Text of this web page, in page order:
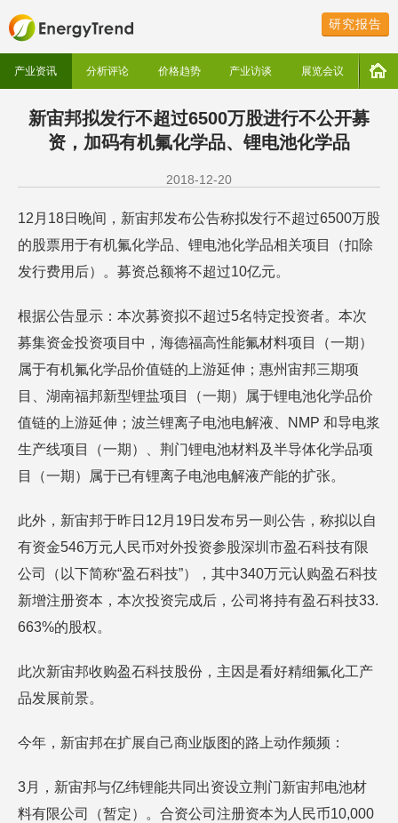
研究报告
产业资讯 分析评论 价格趋势 产业访谈 展览会议
新宙邦拟发行不超过6500万股进行不公开募
资，加码有机氟化学品、锂电池化学品
2018-12-20
12月18日晚间，新宙邦发布公告称拟发行不超过6500万股
的股票用于有机氟化学品、锂电池化学品相关项目（扣除
发行费用后）。募资总额将不超过10亿元。
根据公告显示：本次募资拟不超过5名特定投资者。本次
募集资金投资项目中，海德福高性能氟材料项目（一期）
属于有机氟化学品价值链的上游延伸；惠州宙邦三期项
目、湖南福邦新型锂盐项目（一期）属于锂电池化学品价
值链的上游延伸；波兰锂离子电池电解液、NMP 和导电浆
生产线项目（一期）、荆门锂电池材料及半导体化学品项
目（一期）属于已有锂离子电池电解液产能的扩张。
此外，新宙邦于昨日12月19日发布另一则公告，称拟以自
有资金546万元人民币对外投资参股深圳市盈石科技有限
公司（以下简称“盈石科技”），其中340万元认购盈石科技
新增注册资本，本次投资完成后，公司将持有盈石科技33.
663%的股权。
此次新宙邦收购盈石科技股份，主因是看好精细氟化工产
品发展前景。
今年，新宙邦在扩展自己商业版图的路上动作频频：
3月，新宙邦与亿纬锂能共同出资设立荆门新宙邦电池材
料有限公司（暂定）。合资公司注册资本为人民币10,000